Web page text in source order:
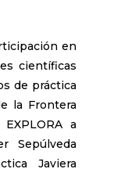
en
científicas
de práctica
la Frontera
a
Sepúlveda
Javiera